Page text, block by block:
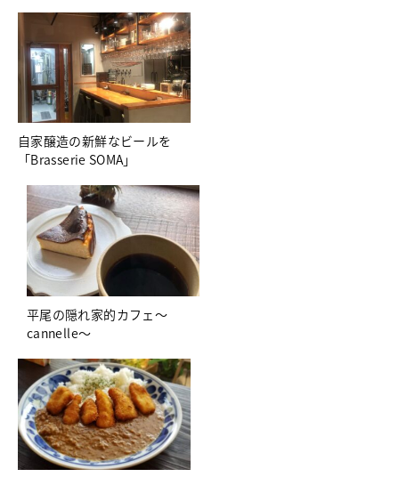
自家醸造の新鮮なビールを
「Brasserie SOMA」
平尾の隠れ家的カフェ～
cannelle～